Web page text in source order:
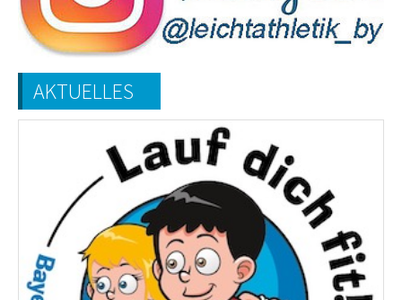
AKTUELLES